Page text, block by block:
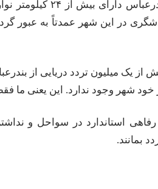
عضو شورای اسلامی شهر
در این شهر عمدتاً به عبور
از یک میلیون تردد دریایی از
شهر وجود ندارد. این یعنی ما
استاندارد در سواحل و
بمانند.